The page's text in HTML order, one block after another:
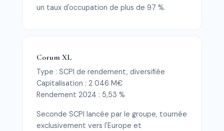
un taux d'occupation de plus de 97 %.
Corum XL
Type : SCPI de rendement, diversifiée
Capitalisation : 2 046 M€
Rendement 2024 : 5,53 %
Seconde SCPI lancée par le groupe, tournée
exclusivement vers l'Europe et